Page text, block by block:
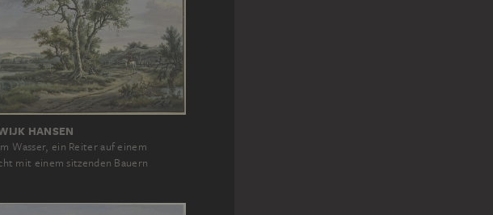
HANSEN
Wasser, ein Reiter auf einem
mit einem sitzenden Bauern